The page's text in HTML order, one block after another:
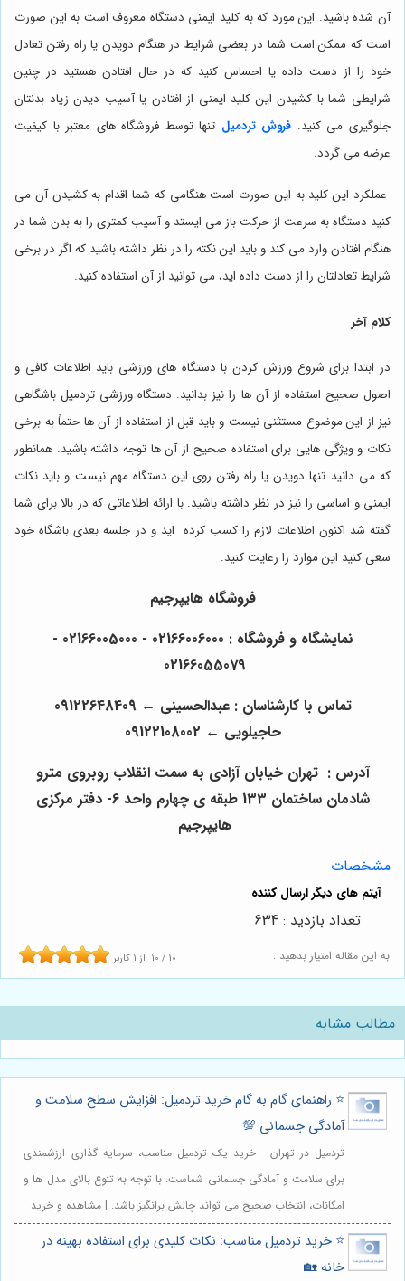
آن شده باشید. این مورد که به کلید ایمنی دستگاه معروف است به این صورت
است که ممکن است شما در بعضی شرایط در هنگام دویدن یا راه رفتن تعادل
خود را از دست داده یا احساس کنید که در حال افتادن هستید در چنین
شرایطی شما با کشیدن این کلید ایمنی از افتادن یا آسیب دیدن زیاد بدنتان
جلوگیری می کنید. فروش تردمیل تنها توسط فروشگاه های معتبر با کیفیت
عرضه می گردد.
عملکرد این کلید به این صورت است هنگامی که شما اقدام به کشیدن آن می
کنید دستگاه به سرعت از حرکت باز می ایستد و آسیب کمتری را به بدن شما در
هنگام افتادن وارد می کند و باید این نکته را در نظر داشته باشید که اگر در برخی
شرایط تعادلتان را از دست داده اید، می توانید از آن استفاده کنید.
کلام آخر
در ابتدا برای شروع ورزش کردن با دستگاه های ورزشی باید اطلاعات کافی و
اصول صحیح استفاده از آن ها را نیز بدانید. دستگاه ورزشی تردمیل باشگاهی
نیز از این موضوع مستثنی نیست و باید قبل از استفاده از آن ها حتماً به برخی
نکات و ویژگی هایی برای استفاده صحیح از آن ها توجه داشته باشید. همانطور
که می دانید تنها دویدن یا راه رفتن روی این دستگاه مهم نیست و باید نکات
ایمنی و اساسی را نیز در نظر داشته باشید. با ارائه اطلاعاتی که در بالا برای شما
گفته شد اکنون اطلاعات لازم را کسب کرده اید و در جلسه بعدی باشگاه خود
سعی کنید این موارد را رعایت کنید.
فروشگاه هایپرجیم
نمایشگاه و فروشگاه : 02166006000 - 02166005000 -
02166055079
تماس با کارشناسان : عبدالحسینی ←
09122648409
حاجیلویی ←
09122108002
آدرس : تهران خیابان آزادی به سمت انقلاب روبروی مترو
شادمان ساختمان 133 طبقه ی چهارم واحد 6- دفتر مرکزی
هایپرجیم
مشخصات
به این مقاله امتیاز بدهید : 10 / 10 از 1 کاربر
تعداد بازدید : 634
مطالب مشابه
⭐️ راهنمای گام به گام خرید تردمیل: افزایش سطح سلامت و
آمادگی جسمانی 💯
تردمیل در تهران - خرید یک تردمیل مناسب، سرمایه گذاری ارزشمندی
برای سلامت و آمادگی جسمانی شماست. با توجه به تنوع بالای مدل ها و
امکانات، انتخاب صحیح می تواند چالش برانگیز باشد. | مشاهده و خرید
⭐️ خرید تردمیل مناسب: نکات کلیدی برای استفاده بهینه در
خانه 🏡